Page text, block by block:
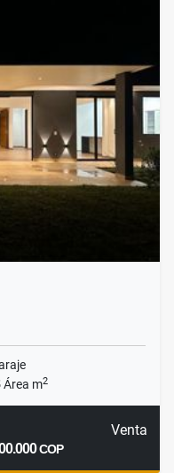
Área m2
Venta
COP